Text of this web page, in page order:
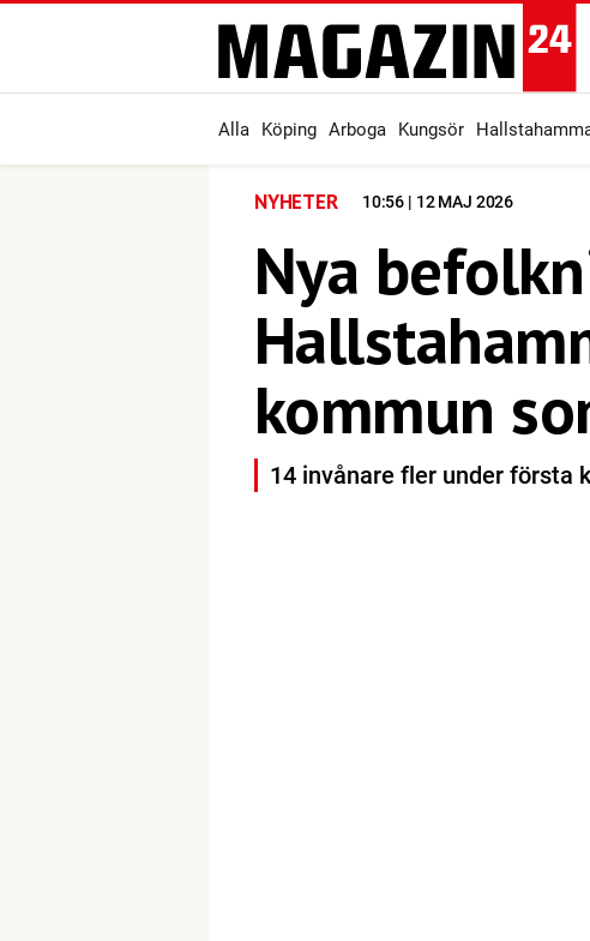
Alla Köping Arboga Kungsör
NYHETER 10:56 | 12 MAJ 2026
Nya
kommun
14 invånare fler under första